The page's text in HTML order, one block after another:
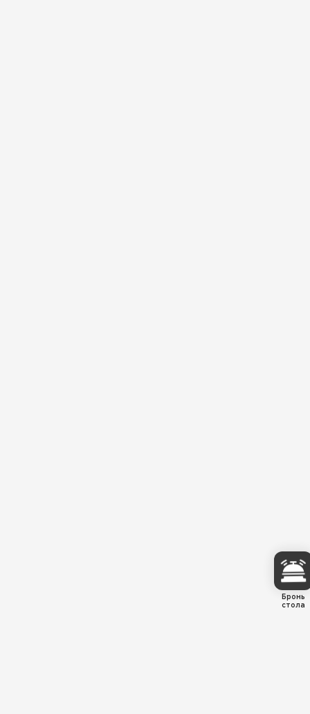
Бронь
стола